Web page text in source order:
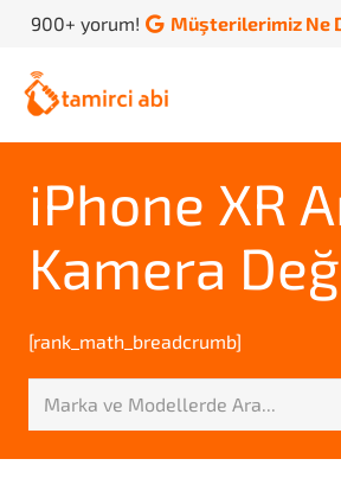
900+ yorum! Müşterilerimiz Ne
iPhone XR
Kamera
[rank_math_breadcrumb]